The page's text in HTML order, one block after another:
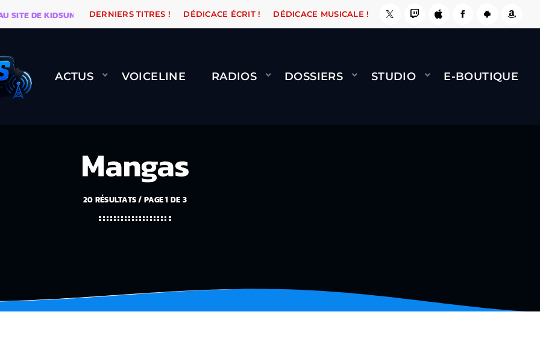
DE KIDSUNE WARÉTRO ORANGE ROAD QUI PASSE, ÇA LE FAIT ! NAMI BERNARD MINET - FLY
DERNIERS TITRES ! DÉDICACE ÉCRIT ! DÉDICACE MUSICALE !
ACTUS VOICELINE RADIOS DOSSIERS STUDIO E-BOUTIQUE
Mangas
20 RÉSULTATS / PAGE 1 DE 3